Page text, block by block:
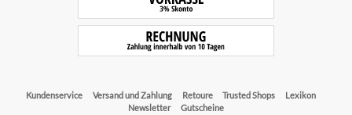
Kundenservice Versand und Zahlung Retoure Trusted Shops
Lexikon
Newsletter
Gutscheine